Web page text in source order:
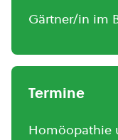
Gärtner/in im
Termine
Homöopathie